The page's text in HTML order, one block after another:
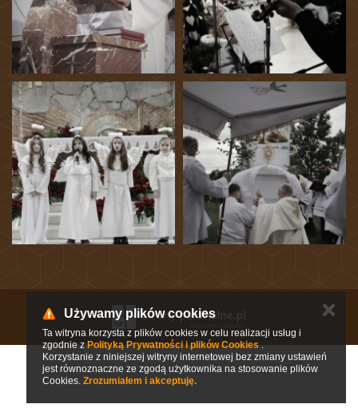
Używamy plików cookies
Ta witryna korzysta z plików cookies w celu realizacji usług i
zgodnie zPolityką Prywatności i plików Cookies.
Korzystanie z niniejszej witryny internetowej bez zmiany ustawień
jest równoznaczne ze zgodą użytkownika na stosowanie plików
Cookies. Zrozumiałem i akceptuję.
✕